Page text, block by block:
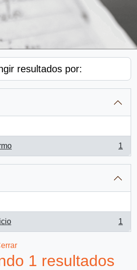
resultados por:
1
1
1 resultados